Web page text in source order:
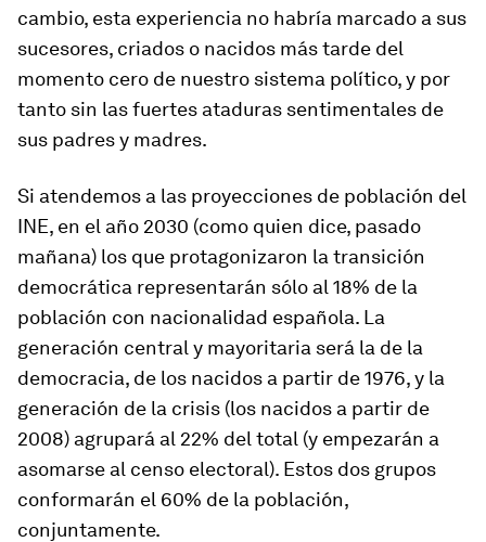
cambio, esta experiencia no habría marcado a sus
sucesores, criados o nacidos más tarde del
momento cero de nuestro sistema político, y por
tanto sin las fuertes ataduras sentimentales de
sus padres y madres.
Si atendemos a las proyecciones de población del
INE, en el año 2030 (como quien dice, pasado
mañana) los que protagonizaron la transición
democrática representarán sólo al 18% de la
población con nacionalidad española. La
generación central y mayoritaria será la de la
democracia, de los nacidos a partir de 1976, y la
generación de la crisis (los nacidos a partir de
2008) agrupará al 22% del total (y empezarán a
asomarse al censo electoral). Estos dos grupos
conformarán el 60% de la población,
conjuntamente.